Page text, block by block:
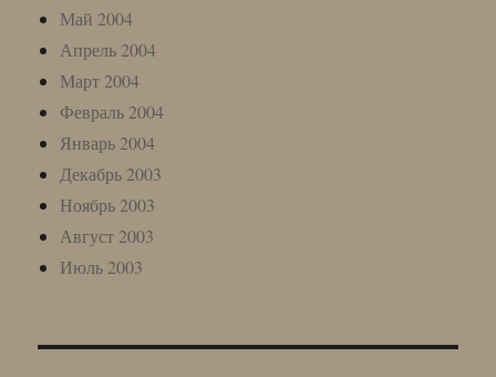
Май 2004
Апрель 2004
Март 2004
Февраль 2004
Январь 2004
Декабрь 2003
Ноябрь 2003
Август 2003
Июль 2003